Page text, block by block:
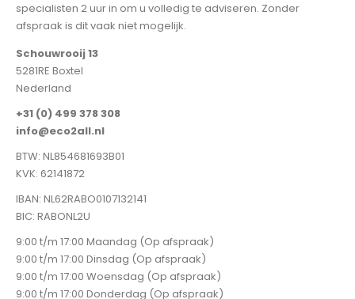
specialisten 2 uur in om u volledig te adviseren. Zonder
afspraak is dit vaak niet mogelijk.
Schouwrooij 13
5281RE Boxtel
Nederland
+31 (0) 499 378 308
info@eco2all.nl
BTW: NL854681693B01
KVK: 62141872
IBAN: NL62RABO0107132141
BIC: RABONL2U
9:00 t/m 17:00 Maandag (Op afspraak)
9:00 t/m 17:00 Dinsdag (Op afspraak)
9:00 t/m 17:00 Woensdag (Op afspraak)
9:00 t/m 17:00 Donderdag (Op afspraak)